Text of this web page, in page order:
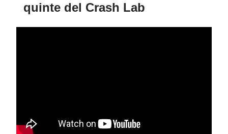
quinte del Crash Lab